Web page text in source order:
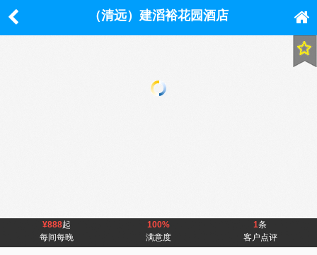
（清远）建滔裕花园酒店
¥888起
每间每晚
100%
满意度
1条
客户点评